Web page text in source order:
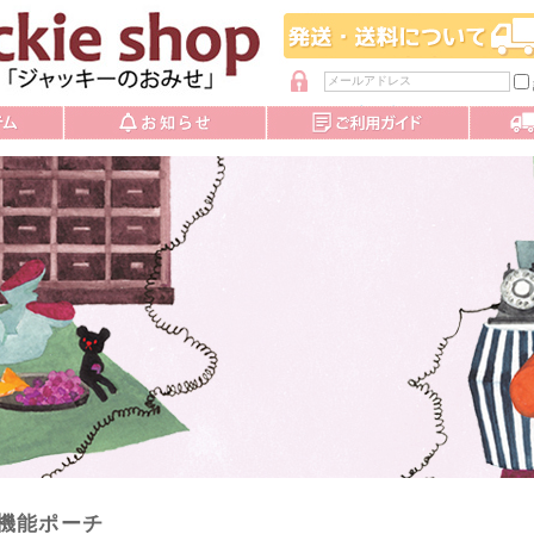
パスワードを忘れた方
能ポーチ